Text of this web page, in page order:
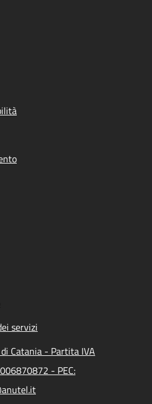
servizi
Catania - Partita IVA
- PEC: